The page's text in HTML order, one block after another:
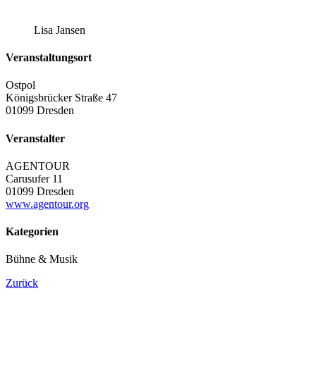
Lisa Jansen
Veranstaltungsort
Ostpol
Königsbrücker Straße 47
01099 Dresden
Veranstalter
AGENTOUR
Carusufer 11
01099 Dresden
www.agentour.org
Kategorien
Bühne & Musik
Zurück